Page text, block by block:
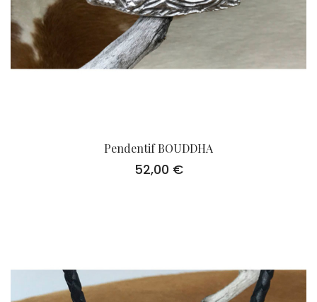
Pendentif BOUDDHA
52,00 €